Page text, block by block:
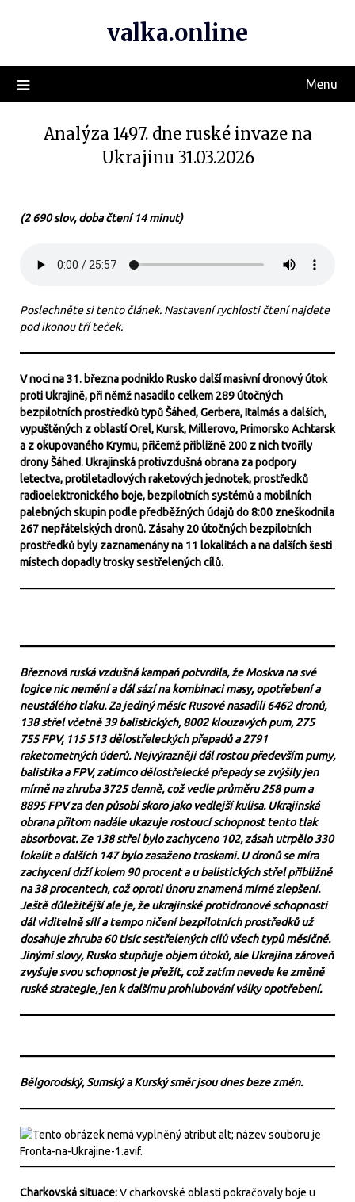
valka.online
Menu
Analýza 1497. dne ruské invaze na
Ukrajinu 31.03.2026
(2 690 slov, doba čtení 14 minut)
Poslechněte si tento článek. Nastavení rychlosti čtení najdete
pod ikonou tří teček.
V noci na 31. března podniklo Rusko další masivní dronový útok
proti Ukrajině, při němž nasadilo celkem 289 útočných
bezpilotních prostředků typů Šáhed, Gerbera, Italmás a dalších,
vypuštěných z oblastí Orel, Kursk, Millerovo, Primorsko Achtarsk
a z okupovaného Krymu, přičemž přibližně 200 z nich tvořily
drony Šáhed. Ukrajinská protivzdušná obrana za podpory
letectva, protiletadlových raketových jednotek, prostředků
radioelektronického boje, bezpilotních systémů a mobilních
palebných skupin podle předběžných údajů do 8:00 zneškodnila
267 nepřátelských dronů. Zásahy 20 útočných bezpilotních
prostředků byly zaznamenány na 11 lokalitách a na dalších šesti
místech dopadly trosky sestřelených cílů.
Březnová ruská vzdušná kampaň potvrdila, že Moskva na své
logice nic nemění a dál sází na kombinaci masy, opotřebení a
neustálého tlaku. Za jediný měsíc Rusové nasadili 6462 dronů,
138 střel včetně 39 balistických, 8002 klouzavých pum, 275
755 FPV, 115 513 dělostřeleckých přepadů a 2791
raketometných úderů. Nejvýrazněji dál rostou především pumy,
balistika a FPV, zatímco dělostřelecké přepady se zvýšily jen
mírně na zhruba 3725 denně, což vedle průměru 258 pum a
8895 FPV za den působí skoro jako vedlejší kulisa. Ukrajinská
obrana přitom nadále ukazuje rostoucí schopnost tento tlak
absorbovat. Ze 138 střel bylo zachyceno 102, zásah utrpělo 330
lokalit a dalších 147 bylo zasaženo troskami. U dronů se míra
zachycení drží kolem 90 procent a u balistických střel přibližně
na 38 procentech, což oproti únoru znamená mírné zlepšení.
Ještě důležitější ale je, že ukrajinské protidronové schopnosti
dál viditelně sílí a tempo ničení bezpilotních prostředků už
dosahuje zhruba 60 tisíc sestřelených cílů všech typů měsíčně.
Jinými slovy, Rusko stupňuje objem útoků, ale Ukrajina zároveň
zvyšuje svou schopnost je přežít, což zatím nevede ke změně
ruské strategie, jen k dalšímu prohlubování války opotřebení.
Bělgorodský, Sumský a Kurský směr jsou dnes beze změn.
Charkovská situace:V charkovské oblasti pokračovaly boje u